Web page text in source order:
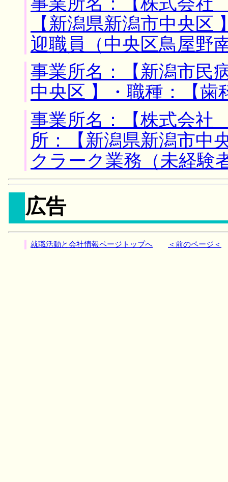
【新潟県新潟市中央
迎職員（中央区鳥屋野
事業所名：【新潟市民
中央区 】・職種：【歯
事業所名：【株式会
所：【新潟県新潟市中
クラーク業務（未経験
広告
就職活動と会社情報ページトップへ ＜前のページ＜